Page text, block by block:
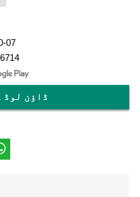
07
ڈاؤن لوڈ